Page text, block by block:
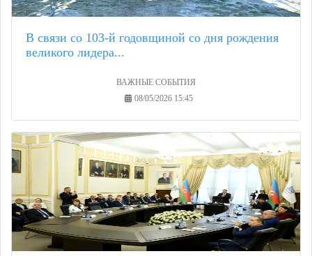
В связи со 103-й годовщиной со дня рождения
великого лидера...
ВАЖНЫЕ СОБЫТИЯ
08/05/2026 15:45